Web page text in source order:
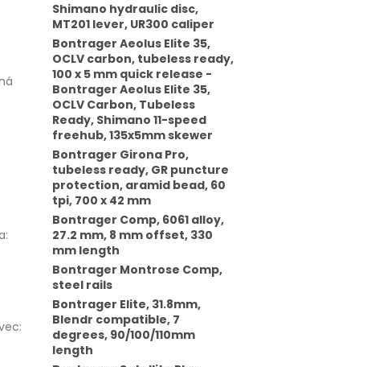
Shimano hydraulic disc,
MT201 lever, UR300 caliper
Bontrager Aeolus Elite 35,
OCLV carbon, tubeless ready,
100 x 5 mm quick release -
Bontrager Aeolus Elite 35,
OCLV Carbon, Tubeless
Ready, Shimano 11-speed
freehub, 135x5mm skewer
Bontrager Girona Pro,
tubeless ready, GR puncture
protection, aramid bead, 60
tpi, 700 x 42 mm
:
Bontrager Comp, 6061 alloy,
27.2 mm, 8 mm offset, 330
mm length
Bontrager Montrose Comp,
steel rails
:
Bontrager Elite, 31.8mm,
Blendr compatible, 7
degrees, 90/100/110mm
length